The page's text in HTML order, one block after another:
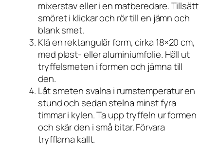
mixerstav eller i en matberedare. Tillsätt
smöret i klickar och rör till en jämn och
blank smet.
Klä en rektangulär form, cirka 18×20 cm,
med plast- eller aluminiumfolie. Häll ut
tryffelsmeten i formen och jämna till
den.
Låt smeten svalna i rumstemperatur en
stund och sedan stelna minst fyra
timmar i kylen. Ta upp tryffeln ur formen
och skär den i små bitar. Förvara
tryfflarna kallt.